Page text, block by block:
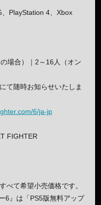
PlayStation 4、Xbox
場合）｜2～16人（オン
て随時お知らせいたしま
6/ja-jp
FIGHTER
べて希望小売価格です。
6』は「PS5版無料アップ